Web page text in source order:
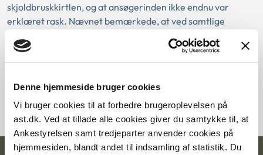
Denne hjemmeside bruger cookies
Vi bruger cookies til at forbedre brugeroplevelsen på
ast.dk. Ved at tillade alle cookies giver du samtykke til, at
Ankestyrelsen samt tredjeparter anvender cookies på
hjemmesiden, blandt andet til indsamling af statistik. Du
skjoldbruskkirtlen, og at ansøgerinden ikke endnu var
erklæret rask. Nævnet bemærkede, at ved samtlige
cancerformer kræves der efter afsluttet behandling en
observationstid af en vis varighed med henblik på at
vurdere sygdommens forløb og prognose og herunder
der på det aktuelle tidspunkt var tilstrækkelig sikkerhed for,
at et adoptionsforløb ville være til barnets bedste.